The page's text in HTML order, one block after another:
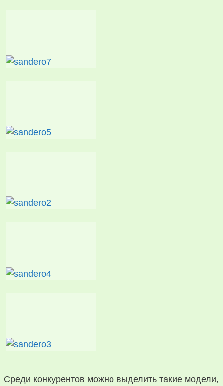
Среди конкурентов можно выделить такие модели,